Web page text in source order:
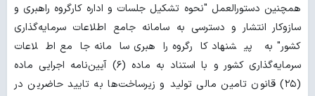
همچنین دستورالعمل "نحوه تشکیل جلسات و اداره کارگروه راهبری و
سازوکار انتشار و دسترسی به سامانه جامع اطلاعات سرمایه‌گذاری
کشور" به پیشنهاد کارگروه راهبری سامانه جامع اطلاعات
سرمایه‌گذاری کشور و با استناد به ماده (۶) آیین‌نامه اجرایی ماده
(۲۵) قانون تامین مالی تولید و زیرساخت‌ها به تایید حاضرین در